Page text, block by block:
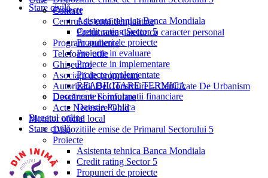
Stare civilă
Proiecte
Asistenta tehnica Banca Mondiala
Credit rating Sector 5
Propuneri de proiecte
Proiecte in evaluare
Proiecte in implementare
Proiecte implementate
REABILITARE TERMICA
Documente si informatii financiare
Datorie Publica
Bugetul online
Stare civilă
Contact
Centrul de confidențialitate
Prelucrarea datelor cu caracter personal
Program audiențe
Telefoane utile
Ghișeul.ro
Asociații de proprietari
Autorizații De Construire – Certificate De Urbanism
Descărcare Formulare
Acte Necesare/Ghid
Monitor oficial local
Dispozitiile emise de Primarul Sectorului 5
Proiecte
Asistenta tehnica Banca Mondiala
Credit rating Sector 5
Propuneri de proiecte